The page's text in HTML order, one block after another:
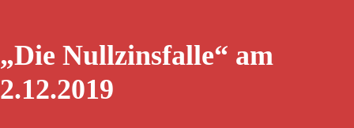
„Die Nullzinsfalle“ am
2.12.2019